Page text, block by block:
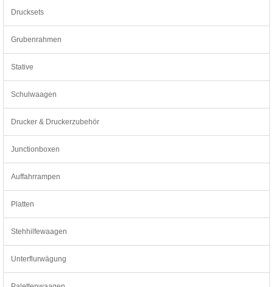
Drucksets
Grubenrahmen
Stative
Schulwaagen
Drucker & Druckerzubehör
Junctionboxen
Auffahrrampen
Platten
Stehhilfewaagen
Unterflurwägung